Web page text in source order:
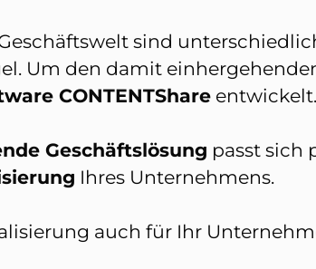
sind
Um den damit
CONTENTShare entwickelt.
Geschäftslösung passt sich
Ihres Unternehmens.
auch für Ihr